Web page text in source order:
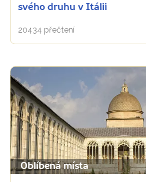
svého druhu v Itálii
20434 přečtení
Oblíbená místa